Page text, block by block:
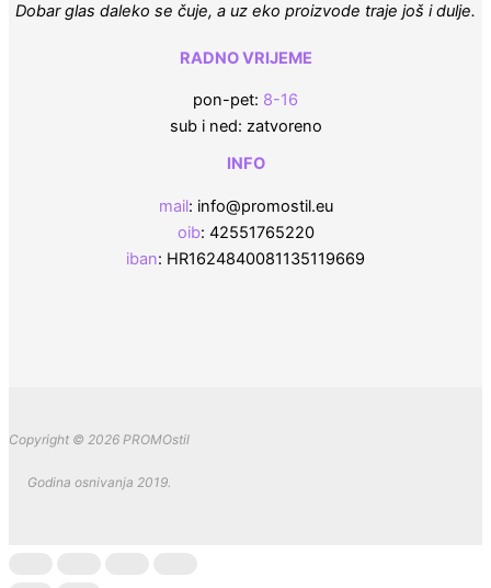
Dobar glas daleko se čuje, a uz eko proizvode traje još i dulje.
RADNO VRIJEME
pon-pet: 8-16
sub i ned: zatvoreno
INFO
mail: info@promostil.eu
oib: 42551765220
iban: HR1624840081135119669
Copyright © 2026 PROMOstil
Godina osnivanja 2019.